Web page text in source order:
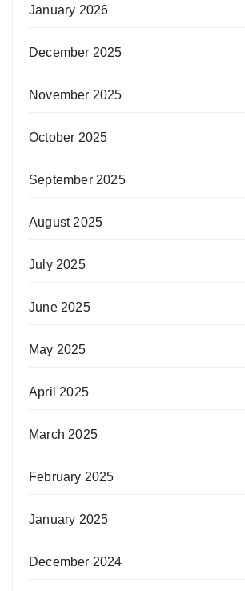
January 2026
December 2025
November 2025
October 2025
September 2025
August 2025
July 2025
June 2025
May 2025
April 2025
March 2025
February 2025
January 2025
December 2024